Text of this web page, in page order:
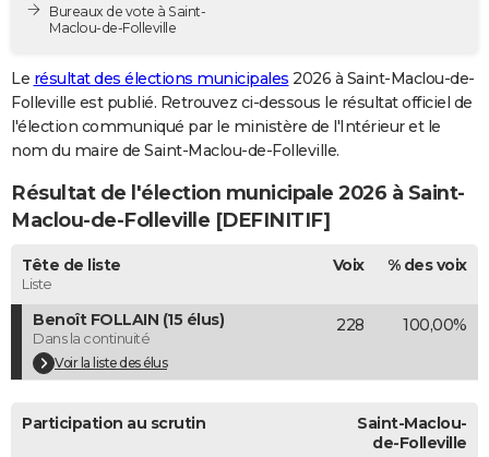
Destinations
City break
Voyage nature
Voyage de noces
Forum
PHOTO
GUIDES D'ACHAT
CARTE DE VOEUX
Carte de Noël
Carte Bonne année
Carte Saint-Valentin
Carte Pâques
Carte d'anniversaire
DICTIONNAIRE
COPAINS D'AVANT
S'inscrire
Se connecter
Lycées
Collèges
Primaires
Universités
Entreprises
Service militaire
Avis de recherche
AVIS DE DÉCÈS
FORUM
Bricolage
Lifestyle
Culture
Sport
Auto
Television
Voyage
Cinema
Bureaux de vote à Saint-
Maclou-de-Folleville
Le résultat des élections municipales 2026 à Saint-Maclou-de-
Folleville est publié. Retrouvez ci-dessous le résultat officiel de
l'élection communiqué par le ministère de l'Intérieur et le
nom du maire de Saint-Maclou-de-Folleville.
Résultat de l'élection municipale 2026 à Saint-
Maclou-de-Folleville [DEFINITIF]
Tête de liste
Liste
Voix % des voix
Benoît FOLLAIN (15 élus)
Dans la continuité
Voir la liste des élus
228 100,00%
Participation au scrutin
Saint-Maclou-
de-Folleville